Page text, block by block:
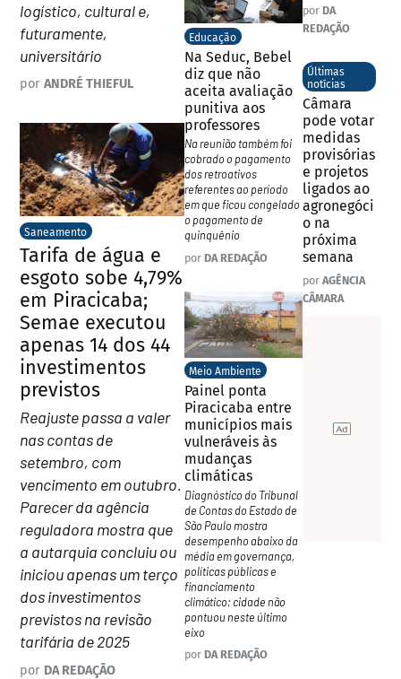
logístico, cultural e,
futuramente,
universitário
por ANDRÉ THIEFUL
Saneamento
Tarifa de água e
esgoto sobe 4,79%
em Piracicaba;
Semae executou
apenas 14 dos 44
investimentos
previstos
Reajuste passa a valer
nas contas de
setembro, com
vencimento em outubro.
Parecer da agência
reguladora mostra que
a autarquia concluiu ou
iniciou apenas um terço
dos investimentos
previstos na revisão
tarifária de 2025
por DA REDAÇÃO
Educação
Na Seduc, Bebel
diz que não
aceita avaliação
punitiva aos
professores
Na reunião também foi
cobrado o pagamento
dos retroativos
referentes ao período
em que ficou congelado
o pagamento de
quinquênio
por DA REDAÇÃO
Meio Ambiente
Painel ponta
Piracicaba entre
municípios mais
vulneráveis às
mudanças
climáticas
Diagnóstico do Tribunal
de Contas do Estado de
São Paulo mostra
desempenho abaixo da
média em governança,
políticas públicas e
financiamento
climático; cidade não
pontuou neste último
eixo
por DA REDAÇÃO
por DA
REDAÇÃO
Últimas
notícias
Câmara
pode votar
medidas
provisórias
e projetos
ligados ao
agronegóci
o na
próxima
semana
por AGÊNCIA
CÂMARA